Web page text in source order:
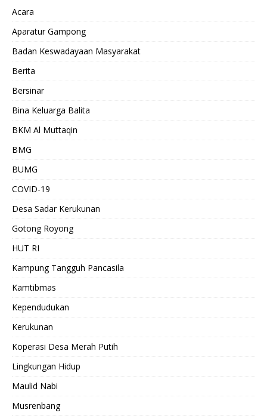
Acara
Aparatur Gampong
Badan Keswadayaan Masyarakat
Berita
Bersinar
Bina Keluarga Balita
BKM Al Muttaqin
BMG
BUMG
COVID-19
Desa Sadar Kerukunan
Gotong Royong
HUT RI
Kampung Tangguh Pancasila
Kamtibmas
Kependudukan
Kerukunan
Koperasi Desa Merah Putih
Lingkungan Hidup
Maulid Nabi
Musrenbang